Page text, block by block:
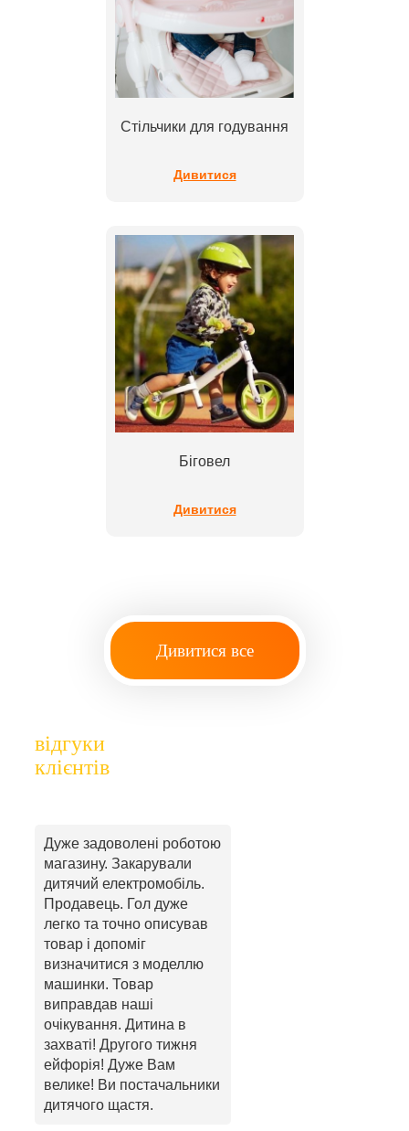
Стільчики для годування
Дивитися
Біговел
Дивитися
Дивитися все
відгуки
клієнтів
Дуже задоволені роботою
магазину. Закарували
дитячий електромобіль.
Продавець. Гол дуже
легко та точно описував
товар і допоміг
визначитися з моделлю
машинки. Товар
виправдав наші
очікування. Дитина в
захваті! Другого тижня
ейфорія! Дуже Вам
велике! Ви постачальники
дитячого щастя.